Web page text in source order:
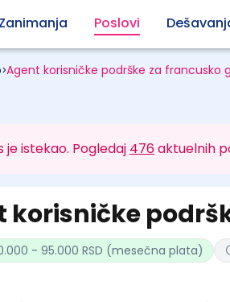
Zanimanja Poslovi
>Agent korisničke podrške za francusko
je istekao. Pogledaj 476aktuelnih
korisničke
- 95.000 RSD (mesečna plata)